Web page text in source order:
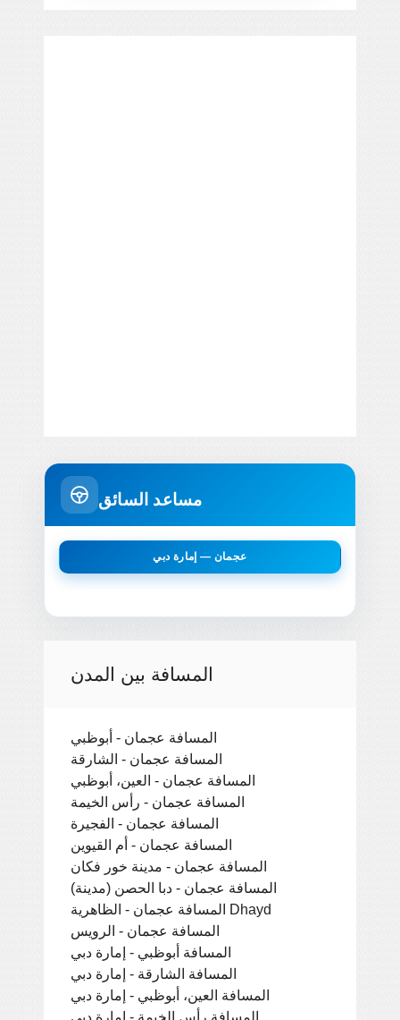
مساعد السائق
عجمان — إمارة دبي
المسافة بين المدن
المسافة عجمان - أبوظبي
المسافة عجمان - الشارقة
المسافة عجمان - العين، أبوظبي
المسافة عجمان - رأس الخيمة
المسافة عجمان - الفجيرة
المسافة عجمان - أم القيوين
المسافة عجمان - مدينة خور فكان
المسافة عجمان - دبا الحصن (مدينة)
المسافة عجمان - الظاهرية Dhayd
المسافة عجمان - الرويس
المسافة أبوظبي - إمارة دبي
المسافة الشارقة - إمارة دبي
المسافة العين، أبوظبي - إمارة دبي
المسافة رأس الخيمة - إمارة دبي